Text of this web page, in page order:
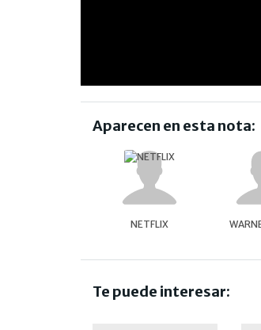
Aparecen en esta nota:
NETFLIX
Te puede interesar: